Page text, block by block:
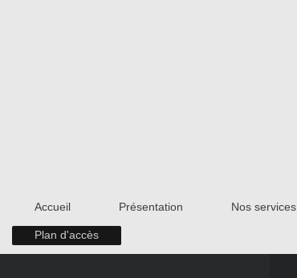
Accueil Présentation Nos services
Plan d'accès